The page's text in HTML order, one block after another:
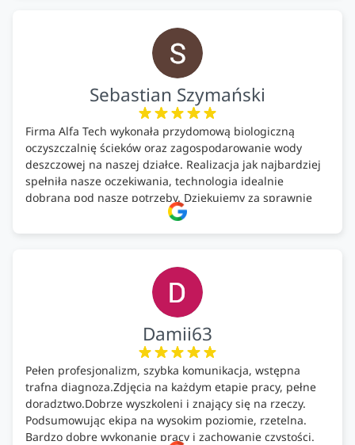
Sebastian Szymański
Firma Alfa Tech wykonała przydomową biologiczną
oczyszczalnię ścieków oraz zagospodarowanie wody
deszczowej na naszej działce. Realizacja jak najbardziej
spełniła nasze oczekiwania, technologia idealnie
dobrana pod nasze potrzeby. Dziękujemy za sprawnie
wykonany montaż w świetnej atmosferze! Polecam!
Damii63
Pełen profesjonalizm, szybka komunikacja, wstępna
trafna diagnoza.Zdjęcia na każdym etapie pracy, pełne
doradztwo.Dobrze wyszkoleni i znający się na rzeczy.
Podsumowując ekipa na wysokim poziomie, rzetelna.
Bardzo dobre wykonanie pracy i zachowanie czystości.